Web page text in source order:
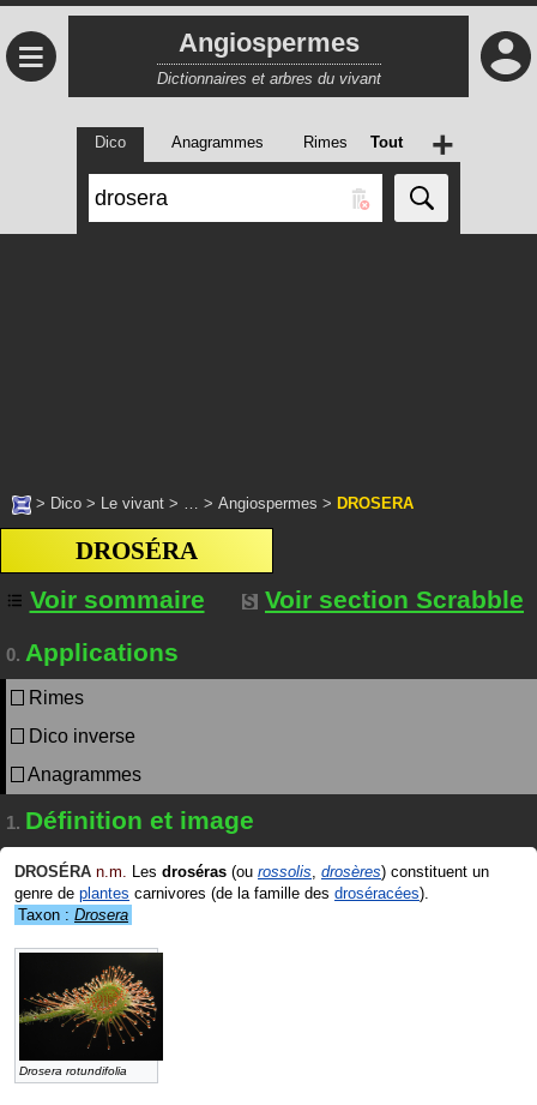
≡ Angiospermes
Dictionnaires et arbres du vivant
Dico Anagrammes Rimes Tout +
> Dico > Le vivant > … > Angiospermes > DROSERA
DROSÉRA
Voir sommaire
Voir section Scrabble
0. Applications
Rimes
Dico inverse
Anagrammes
1. Définition et image
DROSÉRA n.m. Les droséras (ou rossolis, drosères) constituent un
genre de plantes carnivores (de la famille des droséracées).
Taxon : Drosera
Drosera rotundifolia